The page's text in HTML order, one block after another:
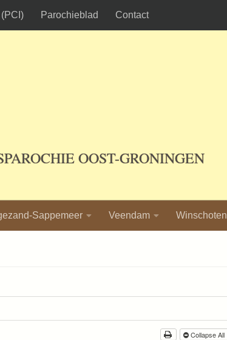
Parochieblad Contact
OOST-GRONINGEN
Sappemeer Veendam Winschoten
Collapse All